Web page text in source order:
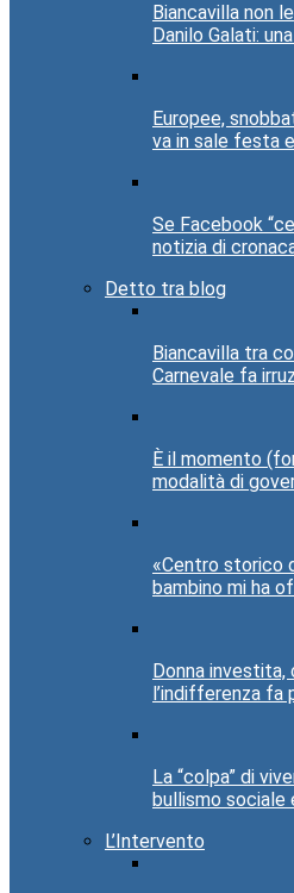
Biancavilla non
Danilo Galati:
Europee,
va in sale festa
Se Facebook
notizia di
Detto tra blog
Biancavilla tra
Carnevale fa
È il momento
modalità di
«Centro storico
bambino mi ha
Donna
l’indifferenza fa
La “colpa” di
bullismo sociale
L’Intervento